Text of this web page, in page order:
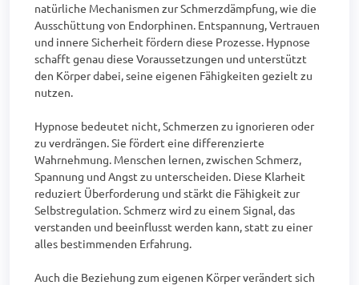
natürliche Mechanismen zur Schmerzdämpfung, wie die
Ausschüttung von Endorphinen. Entspannung, Vertrauen
und innere Sicherheit fördern diese Prozesse. Hypnose
schafft genau diese Voraussetzungen und unterstützt
den Körper dabei, seine eigenen Fähigkeiten gezielt zu
nutzen.
Hypnose bedeutet nicht, Schmerzen zu ignorieren oder
zu verdrängen. Sie fördert eine differenzierte
Wahrnehmung. Menschen lernen, zwischen Schmerz,
Spannung und Angst zu unterscheiden. Diese Klarheit
reduziert Überforderung und stärkt die Fähigkeit zur
Selbstregulation. Schmerz wird zu einem Signal, das
verstanden und beeinflusst werden kann, statt zu einer
alles bestimmenden Erfahrung.
Auch die Beziehung zum eigenen Körper verändert sich